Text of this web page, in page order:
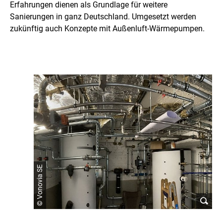
n
e
Erfahrungen dienen als Grundlage für weitere
Sanierungen in ganz Deutschland. Umgesetzt werden
zukünftig auch Konzepte mit Außenluft-Wärmepumpen.
© Vonovia SE